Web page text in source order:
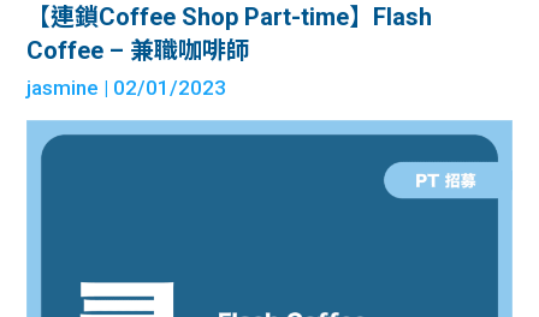
【連鎖Coffee Shop Part-time】Flash
Coffee – 兼職咖啡師
jasmine | 02/01/2023